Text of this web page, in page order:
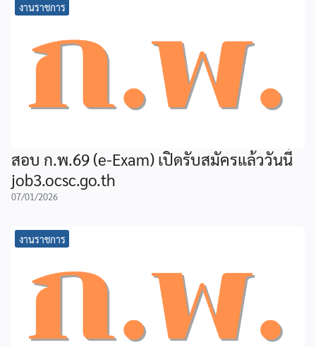
งานราชการ
สอบ ก.พ.69 (e-Exam) เปิดรับสมัครแล้ววันนี้
job3.ocsc.go.th
07/01/2026
งานราชการ